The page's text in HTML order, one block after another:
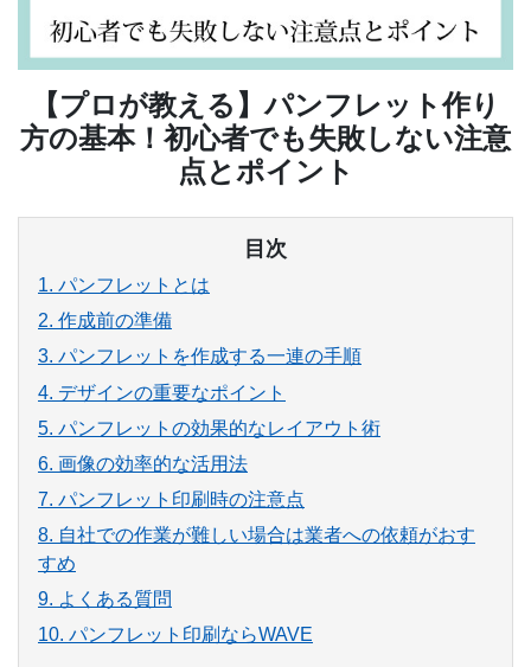
【プロが教える】パンフレット作り
方の基本！ 初心者でも失敗しない注意
点とポイント
目次
1. パンフレットとは
2. 作成前の準備
3. パンフレットを作成する一連の手順
4. デザインの重要なポイント
5. パンフレットの効果的なレイアウト術
6. 画像の効率的な活用法
7. パンフレット印刷時の注意点
8. 自社での作業が難しい場合は業者への依頼がおす
すめ
9. よくある質問
10. パンフレット印刷ならWAVE